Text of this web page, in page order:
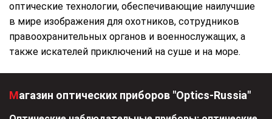
оптические технологии, обеспечивающие наилучшие
в мире изображения для охотников, сотрудников
правоохранительных органов и военнослужащих, а
также искателей приключений на суше и на море.
Магазин оптических приборов "Optics-Russia"